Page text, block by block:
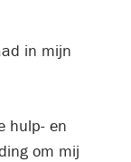
in mijn
hulp- en
om mij